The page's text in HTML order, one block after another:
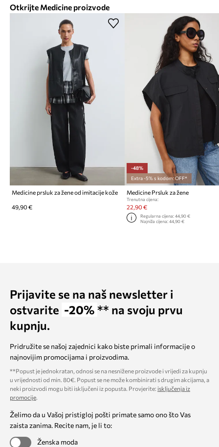
Otkrijte Medicine proizvode
Medicine prsluk za žene od imitacije kože
49,90 €
-48%
Extra -5% s kodom: OFF*
Medicine Prsluk za žene
Trenutna cijena:
22,90 €
Regularna cijena: 44,90 €
Najniža cijena: 44,90 €
Prijavite se na naš newsletter i
ostvarite -20% ** na svoju prvu
kupnju.
Pridružite se našoj zajednici kako biste primali informacije o
najnovijim promocijama i proizvodima.
**Popust je jednokratan, odnosi se na nesnižene proizvode i vrijedi za kupnju
u vrijednosti od min. 80€. Popust se ne može kombinirati s drugim akcijama, a
neki proizvodi mogu biti isključeni iz popusta. Provjerite: isključenja iz
promocije.
Želimo da u Vašoj pristigloj pošti primate samo ono što Vas
zaista zanima. Recite nam, je li to:
Ženska moda